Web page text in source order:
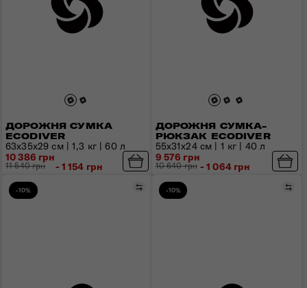
ДОРОЖНЯ СУМКА
ECODIVER
63x35x29 см | 1,3 кг | 60 л
10 386 грн
11 540 грн - 1 154 грн
ДОРОЖНЯ СУМКА-
РЮКЗАК ECODIVER
55x31x24 см | 1 кг | 40 л
9 576 грн
10 640 грн - 1 064 грн
-10% Порівняти
-10%